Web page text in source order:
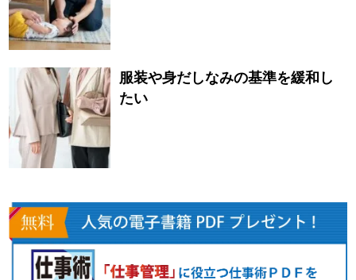
服装や身だしなみの基準を緩和し
たい